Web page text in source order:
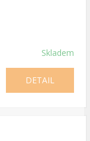
Skladem
DETAIL